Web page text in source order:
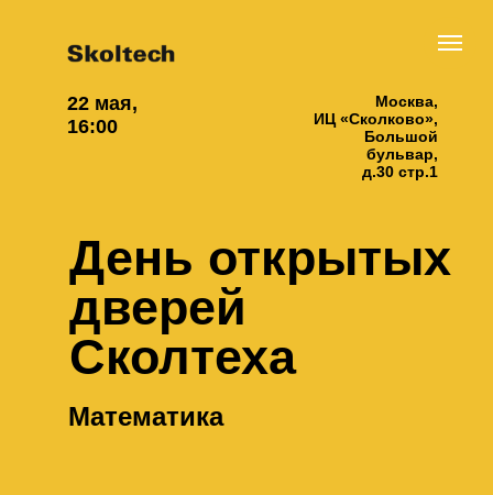
День открытых
дверей
Сколтеха
22 мая,
16:00
Математика
Москва,
ИЦ «Сколково»,
Большой
бульвар,
д.30 стр.1